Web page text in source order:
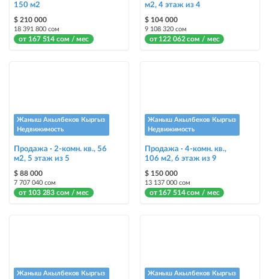
Яркие стикеры с опциями, выделят ваш объект среди остальных и
помогут продать быстрее
150 м2
$ 210 000
18 391 800 сом
от 167 514 сом / мес
м2, 4 этаж из 4
$ 104 000
9 108 320 сом
от 122 062 сом / мес
Жаныш Акылбеков Кыргыз
Недвижимость
Продажа · 2-комн. кв., 56
м2, 5 этаж из 5
$ 88 000
7 707 040 сом
от 103 283 сом / мес
Жаныш Акылбеков Кыргыз
Недвижимость
Продажа · 4-комн. кв.,
106 м2, 6 этаж из 9
$ 150 000
13 137 000 сом
от 167 514 сом / мес
Жаныш Акылбеков Кыргыз
Жаныш Акылбеков Кыргыз